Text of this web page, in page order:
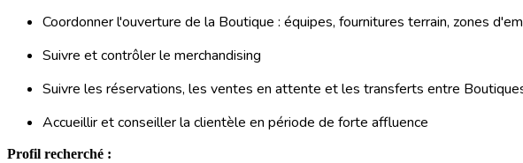
Coordonner l'ouverture de la Boutique : équipes, fournitures terrain, zones
Suivre et contrôler le merchandising
Suivre les réservations, les ventes en attente et les transferts entre
Accueillir et conseiller la clientèle en période de forte affluence
Profil recherché :